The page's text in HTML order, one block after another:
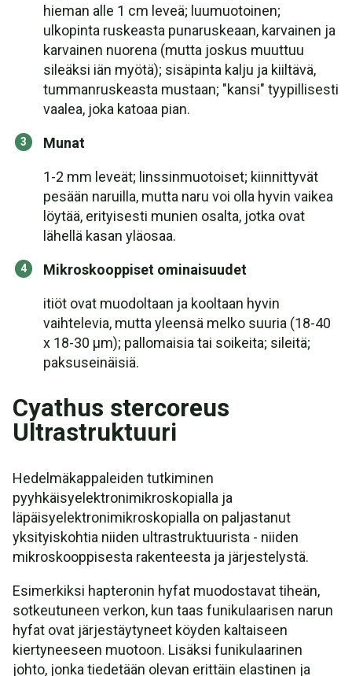
hieman alle 1 cm leveä; luumuotoinen;
ulkopinta ruskeasta punaruskeaan, karvainen ja
karvainen nuorena (mutta joskus muuttuu
sileäksi iän myötä); sisäpinta kalju ja kiiltävä,
tummanruskeasta mustaan; "kansi" tyypillisesti
vaalea, joka katoaa pian.
Munat
1-2 mm leveät; linssinmuotoiset; kiinnittyvät
pesään naruilla, mutta naru voi olla hyvin vaikea
löytää, erityisesti munien osalta, jotka ovat
lähellä kasan yläosaa.
Mikroskooppiset ominaisuudet
itiöt ovat muodoltaan ja kooltaan hyvin
vaihtelevia, mutta yleensä melko suuria (18-40
x 18-30 µm); pallomaisia tai soikeita; sileitä;
paksuseinäisiä.
Cyathus stercoreus
Ultrastruktuuri
Hedelmäkappaleiden tutkiminen
pyyhkäisyelektronimikroskopialla ja
läpäisyelektronimikroskopialla on paljastanut
yksityiskohtia niiden ultrastruktuurista - niiden
mikroskooppisesta rakenteesta ja järjestelystä.
Esimerkiksi hapteronin hyfat muodostavat tiheän,
sotkeutuneen verkon, kun taas funikulaarisen narun
hyfat ovat järjestäytyneet köyden kaltaiseen
kiertyneeseen muotoon. Lisäksi funikulaarinen
johto, jonka tiedetään olevan erittäin elastinen ja